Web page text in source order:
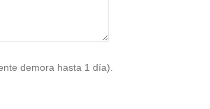
demora hasta 1 día).